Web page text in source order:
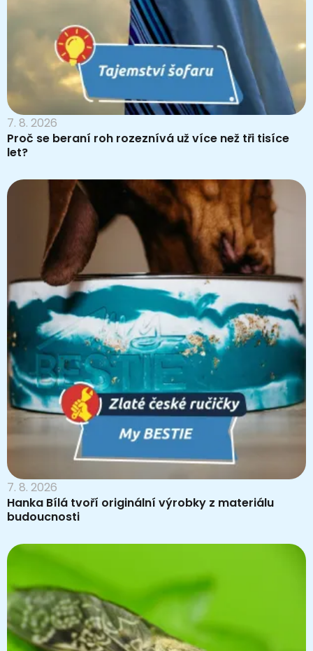
7. 8. 2026
Proč se beraní roh rozeznívá už více než tři tisíce
let?
7. 8. 2026
Hanka Bílá tvoří originální výrobky z materiálu
budoucnosti